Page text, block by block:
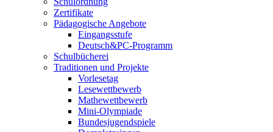
Zertifikate
Pädagogische Angebote
Eingangsstufe
Deutsch&PC-Programm
Schulbücherei
Traditionen und Projekte
Vorlesetag
Lesewettbewerb
Mathewettbewerb
Mini-Olympiade
Bundesjugendspiele